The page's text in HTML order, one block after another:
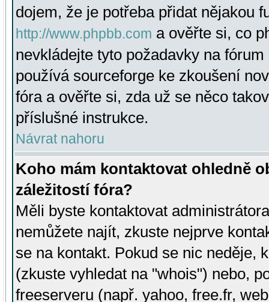
dojem, že je potřeba přidat nějakou
http://www.phpbb.com a ověřte si, co
nevkládejte tyto požadavky na
používá sourceforge ke zkoušení
fóra a ověřte si, zda už se něco
příslušné instrukce.
Návrat nahoru
Koho mám kontaktovat ohledně
záležitostí fóra?
Měli byste kontaktovat
nemůžete najít, zkuste nejprve
se na kontakt. Pokud se nic neděje,
(zkuste vyhledat na "whois") nebo,
freeserveru (např. yahoo, free.fr,